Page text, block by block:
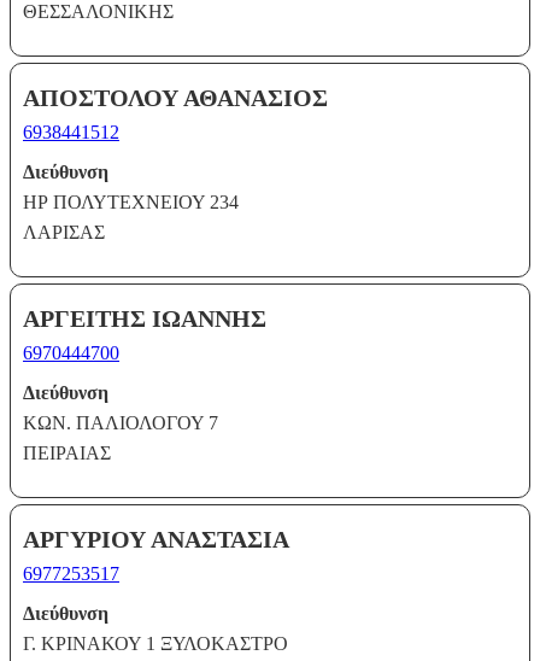
ΘΕΣΣΑΛΟΝΙΚΗΣ
ΑΠΟΣΤΟΛΟΥ ΑΘΑΝΑΣΙΟΣ
6938441512
Διεύθυνση
ΗΡ ΠΟΛΥΤΕΧΝΕΙΟΥ 234
ΛΑΡΙΣΑΣ
ΑΡΓΕΙΤΗΣ ΙΩΑΝΝΗΣ
6970444700
Διεύθυνση
ΚΩΝ. ΠΑΛΙΟΛΟΓΟΥ 7
ΠΕΙΡΑΙΑΣ
ΑΡΓΥΡΙΟΥ ΑΝΑΣΤΑΣΙΑ
6977253517
Διεύθυνση
Γ. ΚΡΙΝΑΚΟΥ 1 ΞΥΛΟΚΑΣΤΡΟ